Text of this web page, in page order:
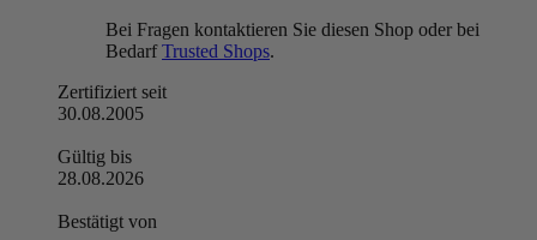
Bei Fragen kontaktieren Sie diesen Shop oder bei
BedarfTrusted Shops.
Zertifiziert seit
30.08.2005
Gültig bis
28.08.2026
Bestätigt von